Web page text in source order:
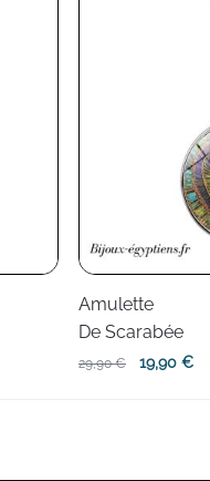
Amulette
De Scarabée
29,90€
Le
19,90 €Le